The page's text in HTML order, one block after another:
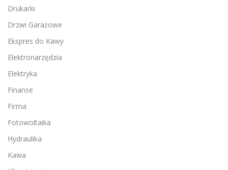
Drukarki
Drzwi Garażowe
Ekspres do Kawy
Elektronarzędzia
Elektryka
Finanse
Firma
Fotowoltaika
Hydraulika
Kawa